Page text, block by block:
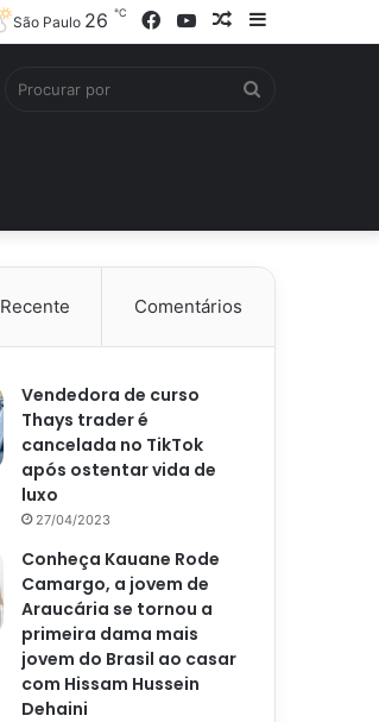
Barra
Artigo
YouTube
Facebook
São Paulo 26 ℃
Recente Comentários
Vendedora de curso
Thays trader é
cancelada no TikTok
após ostentar vida de
luxo
27/04/2023
Conheça Kauane Rode
Camargo, a jovem de
Araucária se tornou a
primeira dama mais
jovem do Brasil ao casar
com Hissam Hussein
Dehaini